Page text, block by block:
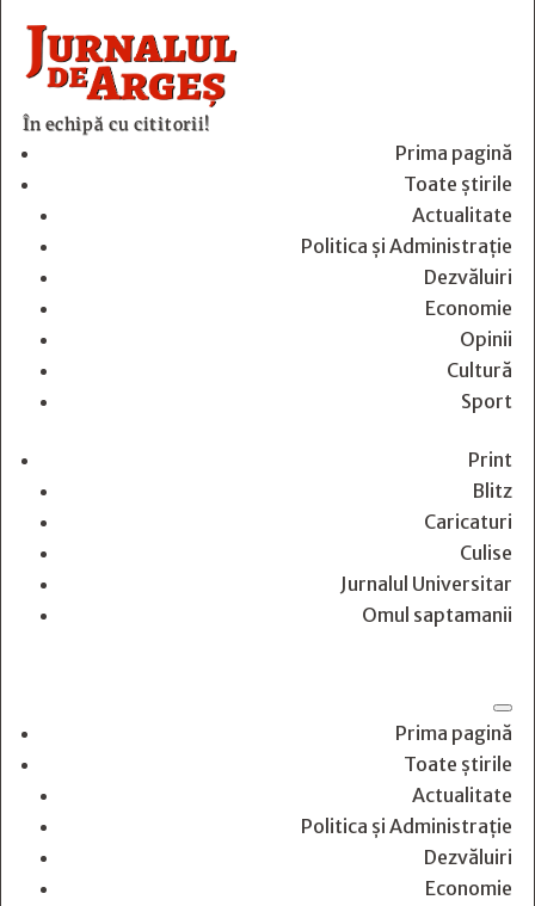
În echipă cu cititorii!
Prima pagină
Toate știrile
Actualitate
Politica și Administrație
Dezvăluiri
Economie
Opinii
Cultură
Sport
Print
Blitz
Caricaturi
Culise
Jurnalul Universitar
Omul saptamanii
Prima pagină
Toate știrile
Actualitate
Politica și Administrație
Dezvăluiri
Economie